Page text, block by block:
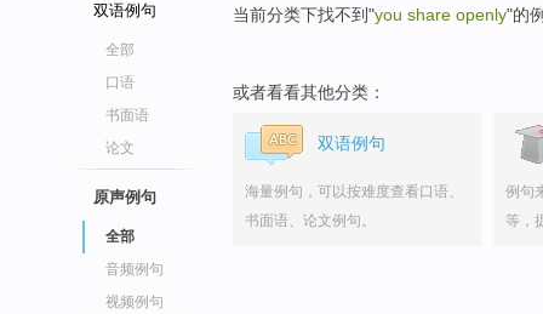
双语例句
全部
口语
书面语
论文
原声例句
全部
音频例句
视频例句
当前分类下找不到"you share openly"的
或者看看其他分类：
双语例句
海量例句，可以按难度查看口语、
书面语、论文例句。
例句
等，